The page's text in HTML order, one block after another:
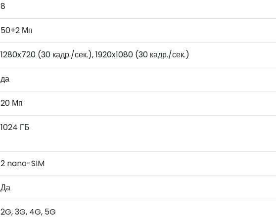
8
50+2 Мп
1280x720 (30 кадр./сек.), 1920x1080 (30 кадр./сек.)
да
20 Мп
1024 ГБ
2 nano-SIM
Да
2G, 3G, 4G, 5G